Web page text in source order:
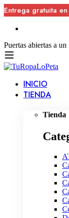
Entrega gratuita
Puertas abiertas a
INICIO
TIENDA
Tienda